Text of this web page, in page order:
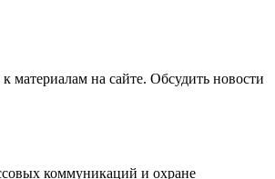
на сайте. Обсудить новости
коммуникаций и охране